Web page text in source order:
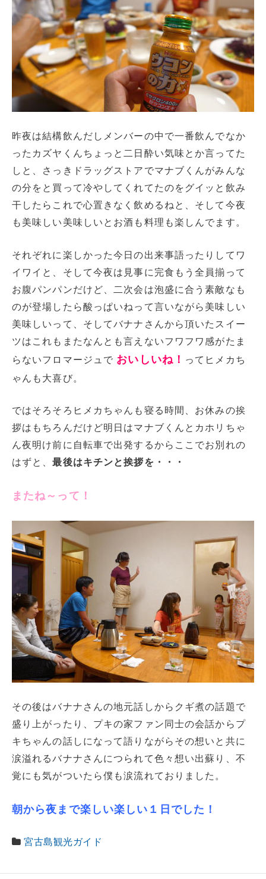
昨夜は結構飲んだしメンバーの中で一番飲んでなか
ったカズヤくんちょっと二日酔い気味とか言ってた
しと、さっきドラッグストアでマナブくんがみんな
の分をと買って冷やしてくれてたのをグイッと飲み
干したらこれで心置きなく飲めるねと、そして今夜
も美味しい美味しいとお酒も料理も楽しんでます。
それぞれに楽しかった今日の出来事語ったりしてワ
イワイと、そして今夜は見事に完食もう全員揃って
お腹パンパンだけど、二次会は泡盛に合う素敵なも
のが登場したら酸っぱいねって言いながら美味しい
美味しいって、そしてバナナさんから頂いたスイー
ツはこれもまたなんとも言えないフワフワ感がたま
らないフロマージュで おいしいね！ ってヒメカち
ゃんも大喜び。
ではそろそろヒメカちゃんも寝る時間、お休みの挨
拶はもちろんだけど明日はマナブくんとカホリちゃ
ん夜明け前に自転車で出発するからここでお別れの
はずと、最後はキチンと挨拶を・・・
またね～って！
その後はバナナさんの地元話しからクギ煮の話題で
盛り上がったり、プキの家ファン同士の会話からプ
キちゃんの話しになって語りながらその想いと共に
涙溢れるバナナさんにつられて色々想い出蘇り、不
覚にも気がついたら僕も涙流れておりました。
朝から夜まで楽しい楽しい１日でした！
宮古島観光ガイド